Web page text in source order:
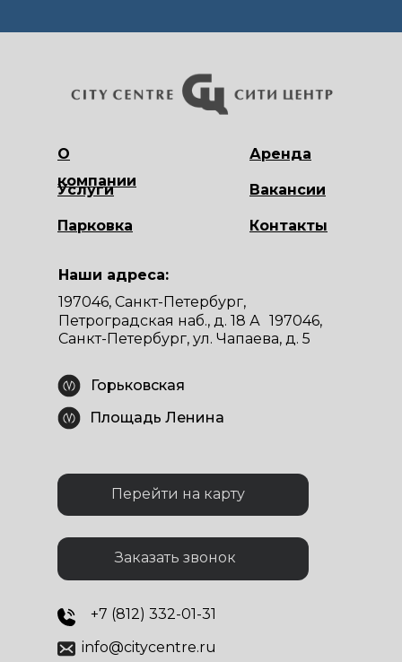
Наши адреса:
197046, Санкт-Петербург,
Петроградская наб., д. 18 А 197046,
Санкт-Петербург, ул. Чапаева, д. 5
+7 (812) 332-01-31
info@citycentre.ru
Аренда
Услуги
О
компании
Парковка Контакты
Вакансии
Горьковская
Площадь Ленина
Заказать звонок
Перейти на карту